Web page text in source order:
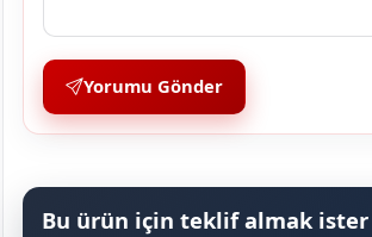
Yorumu Gönder
Bu ürün için teklif almak